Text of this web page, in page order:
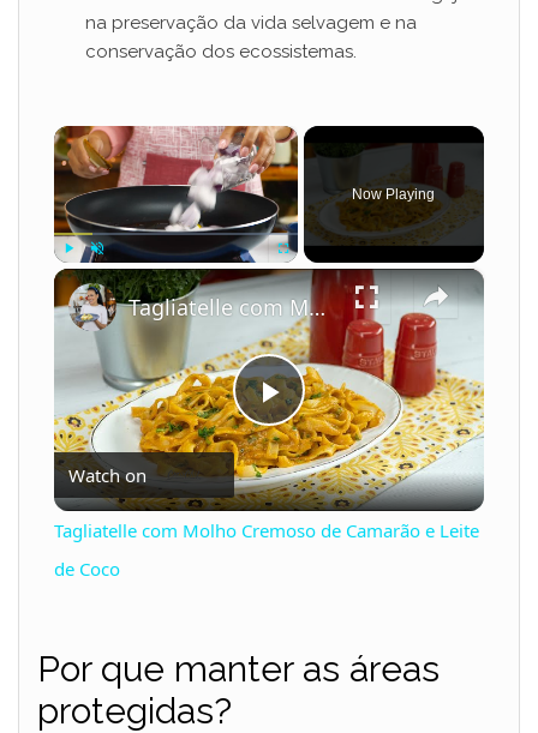
na preservação da vida selvagem e na
conservação dos ecossistemas.
×
Play Unmute Fullscreen
Now Playing
×
P
l
Tagliatelle com Molho Cremoso de Camarão e Leite de Coco
Watch on
Tagliatelle com Molho Cremoso de Camarão e Leite
de Coco
Por que manter as áreas
protegidas?